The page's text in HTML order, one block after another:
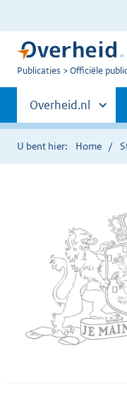
U
Publicaties Officiële
Primaire
navigatie
Andere
sites
binnen
Overheid.nl
U bent hier: Home